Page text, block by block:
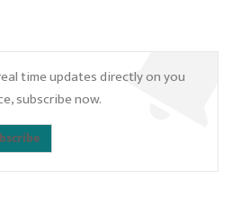
time updates directly on you
subscribe now.